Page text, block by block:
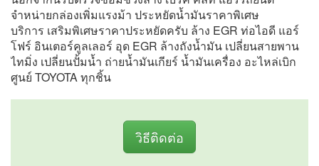
จำหน่ายกล่องเพิ่มแรงม้า ประหยัดน้ำมันราคาพิเศษ
บริการ เสริมพิเศษราคาประหยัดครับ ล้าง EGR ท่อไอดี แอร์
โฟร์ อินเตอร์คูลเลอร์ อุด EGR ล้างถังน้ำมัน เปลี่ยนสายพาน
ไทมิ่ง เปลี่ยนปั้มน้ำ ถ่ายน้ำมันเกียร์ น้ำมันเครื่อง อะไหล่เบิก
ศูนย์ TOYOTA ทุกชิ้น
วิธีติดต่อ